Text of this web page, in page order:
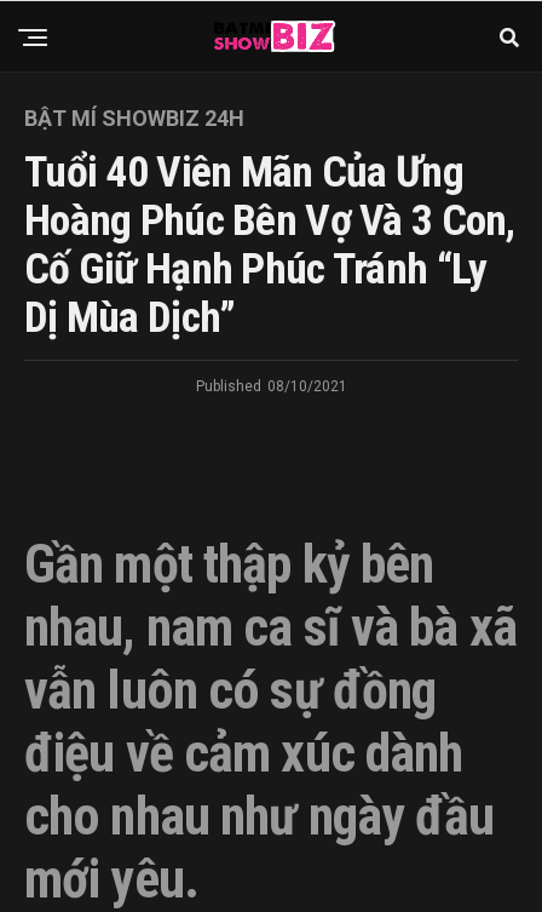
BẬT MÍ SHOWBIZ 24H
Tuổi 40 Viên Mãn Của Ưng
Hoàng Phúc Bên Vợ Và 3 Con,
Cố Giữ Hạnh Phúc Tránh “ly
Dị Mùa Dịch”
Published 08/10/2021
Gần một thập kỷ bên
nhau, nam ca sĩ và bà xã
vẫn luôn có sự đồng
điệu về cảm xúc dành
cho nhau như ngày đầu
mới yêu.